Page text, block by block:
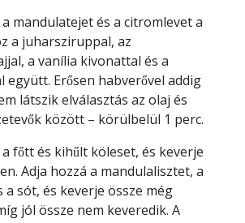
mandulatejet és a citromlevet a
a juharsziruppal, az
a vanília kivonattal és a
együtt. Erősen habverővel addig
látszik elválasztás az olaj és
között – körülbelül 1 perc.
főtt és kihűlt köleset, és keverje
Adja hozzá a mandulalisztet, a
a sót, és keverje össze még
jól össze nem keveredik. A